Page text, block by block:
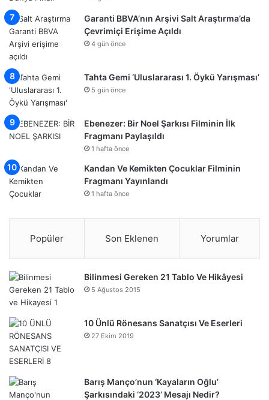
Garanti BBVA’nın Arşivi Salt Araştırma’da
Çevrimiçi Erişime Açıldı
4 gün önce
Tahta Gemi ‘Uluslararası 1. Öykü Yarışması’
5 gün önce
Ebenezer: Bir Noel Şarkısı Filminin İlk
Fragmanı Paylaşıldı
1 hafta önce
Kandan Ve Kemikten Çocuklar Filminin
Fragmanı Yayınlandı
1 hafta önce
Popüler Son Eklenen Yorumlar
Bilinmesi Gereken 21 Tablo Ve Hikâyesi
5 Ağustos 2015
10 Ünlü Rönesans Sanatçısı Ve Eserleri
27 Ekim 2019
Barış Manço’nun ‘Kayaların Oğlu’
Şarkısındaki ‘2023’ Mesajı Nedir?